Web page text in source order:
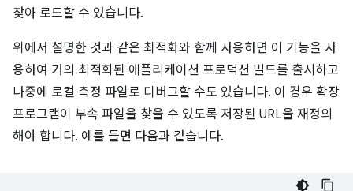
찾아 로드할 수 있습니다.
위에서 설명한 것과 같은 최적화와 함께 사용하면 이 기능을 사
용하여 거의 최적화된 애플리케이션 프로덕션 빌드를 출시하고
나중에 로컬 측정 파일로 디버그할 수도 있습니다. 이 경우 확장
프로그램이 부속 파일을 찾을 수 있도록 저장된 URL을 재정의
해야 합니다. 예를 들면 다음과 같습니다.